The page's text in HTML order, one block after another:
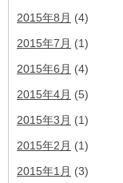
2015年8月 (4)
2015年7月 (1)
2015年6月 (4)
2015年4月 (5)
2015年3月 (1)
2015年2月 (1)
2015年1月 (3)